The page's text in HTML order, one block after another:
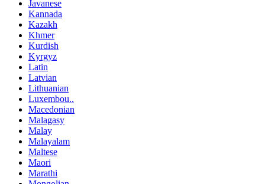
Javanese
Kannada
Kazakh
Khmer
Kurdish
Kyrgyz
Latin
Latvian
Lithuanian
Luxembou..
Macedonian
Malagasy
Malay
Malayalam
Maltese
Maori
Marathi